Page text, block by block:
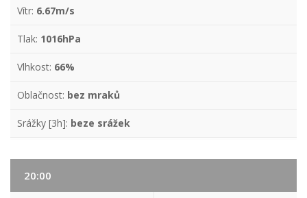
Vítr: 6.67m/s
Tlak: 1016hPa
Vlhkost: 66%
Oblačnost: bez mraků
Srážky [3h]: beze srážek
20:00